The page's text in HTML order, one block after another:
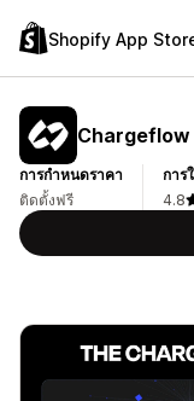
Shopify App
การกำหนดราคา
ติดตั้งฟรี
การ
4.8